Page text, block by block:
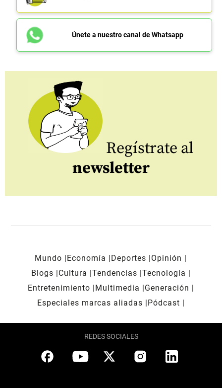
Únete a nuestro canal de Whatsapp
Regístrate al
newsletter
Mundo Economía Deportes
Opinión
Blogs
Cultura Tendencias Tecnología
Entretenimiento
Multimedia
Generación
Especiales marcas aliadas
Pódcast
REDES SOCIALES